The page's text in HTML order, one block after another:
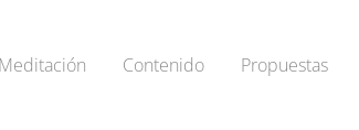
Meditación Contenido Propuestas